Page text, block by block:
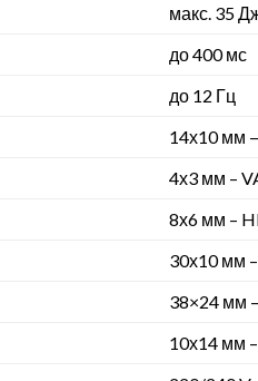
макс. 35
до 400 мс
до 12 Гц
14х10 мм
4х3 мм –
8х6 мм –
30х10 мм
38×24 мм
10х14 мм